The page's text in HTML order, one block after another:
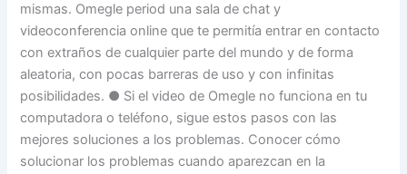
mismas. Omegle period una sala de chat y
videoconferencia online que te permitía entrar en contacto
con extraños de cualquier parte del mundo y de forma
aleatoria, con pocas barreras de uso y con infinitas
posibilidades. ● Si el video de Omegle no funciona en tu
computadora o teléfono, sigue estos pasos con las
mejores soluciones a los problemas. Conocer cómo
solucionar los problemas cuando aparezcan en la